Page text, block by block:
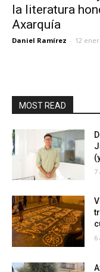
la literatura
Axarquía
Daniel Ramírez - 12
MOST READ
7
6